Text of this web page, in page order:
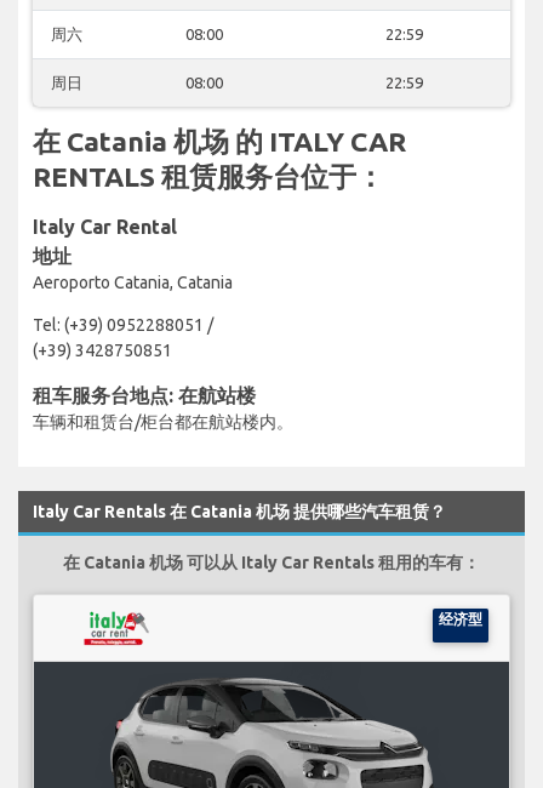
周六 08:00 22:59
周日 08:00 22:59
在 Catania 机场 的 ITALY CAR
RENTALS 租赁服务台位于：
Italy Car Rental
地址
Aeroporto Catania, Catania
Tel: (+39) 0952288051 /
(+39) 3428750851
租车服务台地点: 在航站楼
车辆和租赁台/柜台都在航站楼内。
Italy Car Rentals 在 Catania 机场 提供哪些汽车租赁？
在 Catania 机场 可以从 Italy Car Rentals 租用的车有：
经济型